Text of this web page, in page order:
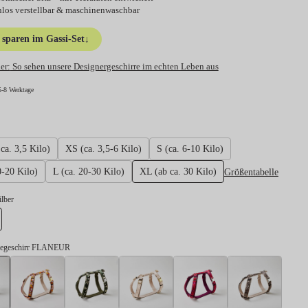
verstellbar & maschinenwaschbar
im Gassi-Set↓
So sehen unsere Designergeschirre im echten Leben aus
8 Werktage
3,5 Kilo) XS (ca. 3,5-6 Kilo) S (ca. 6-10 Kilo)
20 Kilo) L (ca. 20-30 Kilo) XL (ab ca. 30 Kilo) Größentabelle
FLANEUR